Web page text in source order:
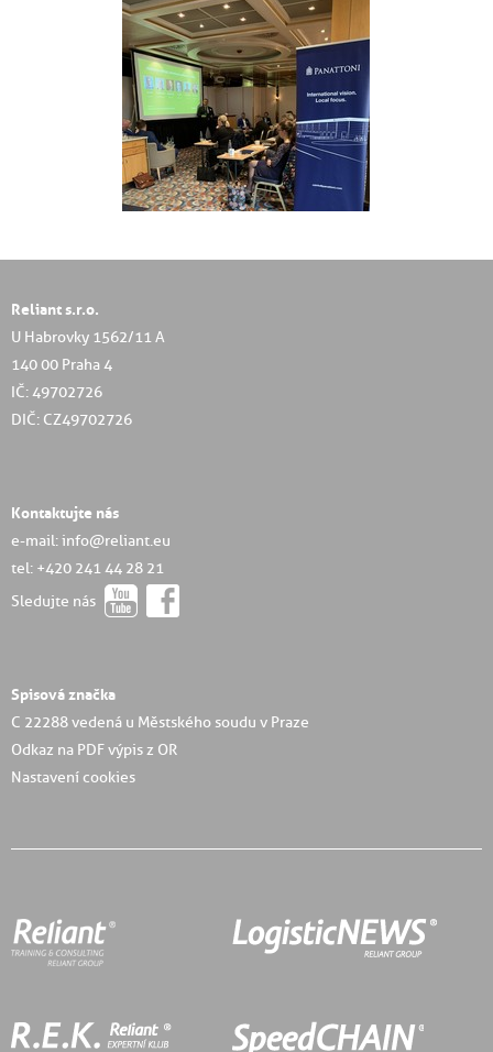
Reliant s.r.o.
U Habrovky 1562/11 A
140 00 Praha 4
IČ: 49702726
DIČ: CZ49702726
Kontaktujte nás
e-mail: info@reliant.eu
tel: +420 241 44 28 21
Sledujte nás
Spisová značka
C 22288 vedená u Městského soudu v Praze
Odkaz na PDF výpis z OR
Nastavení cookies